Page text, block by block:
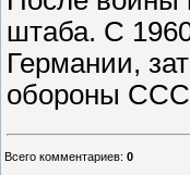
штаба. С
Германии,
обороны
Всего комментариев: 0